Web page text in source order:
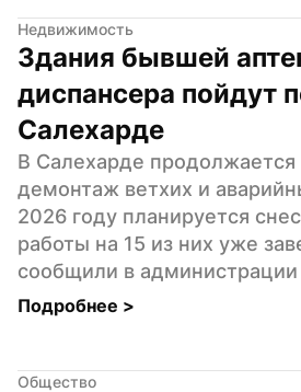
Недвижимость
Здания бывшей
диспансера пойдут
Салехарде
В Салехарде продолжается
демонтаж ветхих и
2026 году планируется
работы на 15 из них уже
сообщили в администрации
Подробнее >
Общество